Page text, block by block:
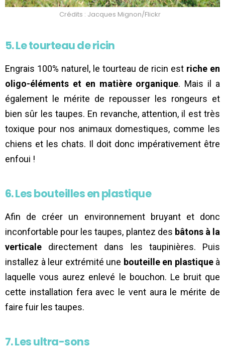
Crédits : Jacques Mignon/Flickr
5. Le tourteau de ricin
Engrais 100% naturel, le tourteau de ricin est riche en
oligo-éléments et en matière organique. Mais il a
également le mérite de repousser les rongeurs et
bien sûr les taupes. En revanche, attention, il est très
toxique pour nos animaux domestiques, comme les
chiens et les chats. Il doit donc impérativement être
enfoui !
6. Les bouteilles en plastique
Afin de créer un environnement bruyant et donc
inconfortable pour les taupes, plantez des bâtons à la
verticale directement dans les taupinières. Puis
installez à leur extrémité une bouteille en plastiqueà
laquelle vous aurez enlevé le bouchon. Le bruit que
cette installation fera avec le vent aura le mérite de
faire fuir les taupes.
7. Les ultra-sons